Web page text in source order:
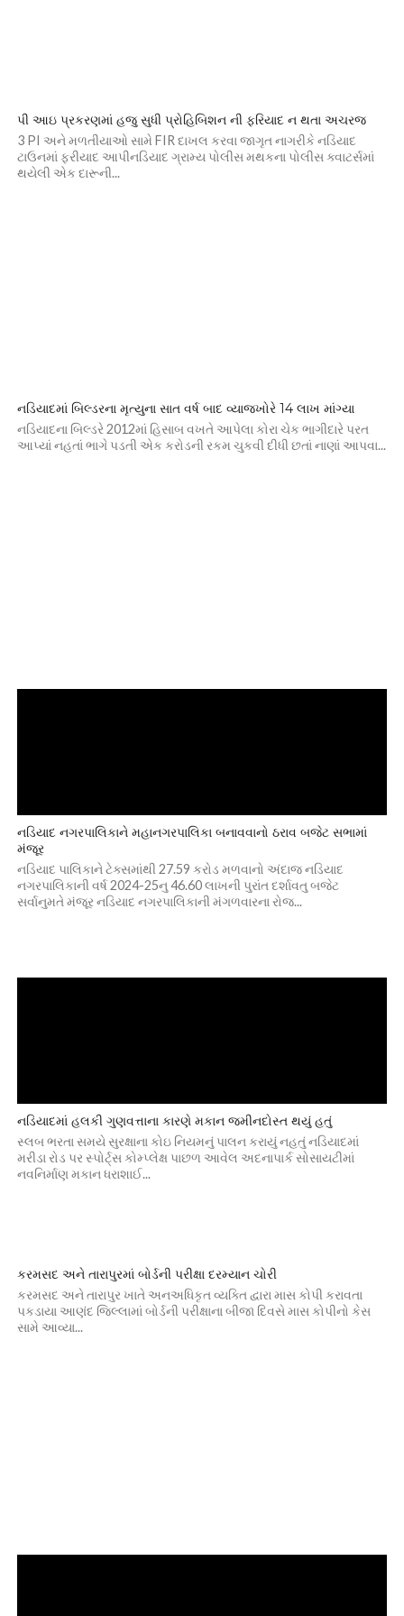
પી આઇ પ્રકરણમાં હજુ સુધી પ્રોહિબિશન ની ફરિયાદ ન થતા અચરજ
3 PI અને મળતીયાઓ સામે FIR દાખલ કરવા જાગૃત નાગરીકે નડિયાદ
ટાઉનમાં ફરીયાદ આપીનડિયાદ ગ્રામ્ય પોલીસ મથકના પોલીસ ક્વાટર્સમાં
થયેલી એક દારૂની...
નડિયાદમાં બિલ્ડરના મૃત્યુના સાત વર્ષ બાદ વ્યાજખોરે 14 લાખ માંગ્યા
નડિયાદના બિલ્ડરે 2012માં હિસાબ વખતે આપેલા કોરા ચેક ભાગીદારે પરત
આપ્યાં નહતાં ભાગે પડતી એક કરોડની રકમ ચુકવી દીધી છતાં નાણાં આપવા...
નડિયાદ નગરપાલિકાને મહાનગરપાલિકા બનાવવાનો ઠરાવ બજેટ સભામાં
મંજૂર
નડિયાદ પાલિકાને ટેક્સમાંથી 27.59 કરોડ મળવાનો અંદાજ નડિયાદ
નગરપાલિકાની વર્ષ 2024-25નુ 46.60 લાખની પુરાંત દર્શાવતુ બજેટ
સર્વાનુમતે મંજૂર નડિયાદ નગરપાલિકાની મંગળવારના રોજ...
નડિયાદમાં હલકી ગુણવત્તાના કારણે મકાન જમીનદોસ્ત થયું હતું
સ્લબ ભરતા સમયે સુરક્ષાના કોઇ નિયમનું પાલન કરાયું નહતું નડિયાદમાં
મરીડા રોડ પર સ્પોર્ટ્સ કોમ્પ્લેક્ષ પાછળ આવેલ અદનાપાર્ક સોસાયટીમાં
નવનિર્માણ મકાન ધરાશાઈ...
કરમસદ અને તારાપુરમાં બોર્ડની પરીક્ષા દરમ્યાન ચોરી
કરમસદ અને તારાપુર ખાતે અનઅધિકૃત વ્યક્તિ દ્વારા માસ કોપી કરાવતા
પકડાયા આણંદ જિલ્લામાં બોર્ડની પરીક્ષાના બીજા દિવસે માસ કોપીનો કેસ
સામે આવ્યા...